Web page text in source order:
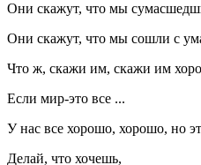
Они скажут, что мы
Они скажут, что мы сошли с
Что ж, скажи им, скажи им
Если мир-это все ...
У нас все хорошо, хорошо, но
Делай, что хочешь,